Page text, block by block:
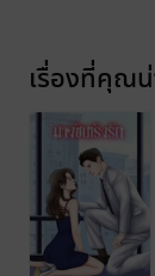
เรื่องที่คุณน่